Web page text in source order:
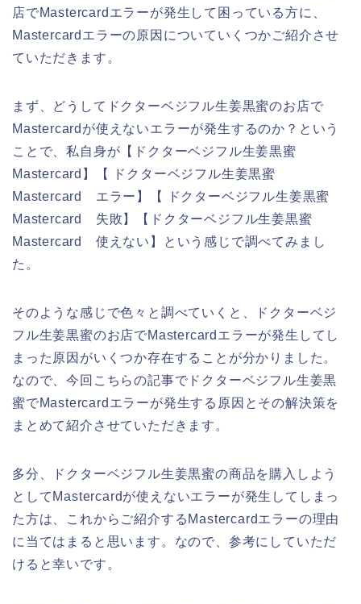
店でMastercardエラーが発生して困っている方に、
Mastercardエラーの原因についていくつかご紹介させ
ていただきます。
まず、どうしてドクターベジフル生姜黒蜜のお店で
Mastercardが使えないエラーが発生するのか？という
ことで、私自身が【ドクターベジフル生姜黒蜜
Mastercard】【 ドクターベジフル生姜黒蜜
Mastercard エラー】【 ドクターベジフル生姜黒蜜
Mastercard 失敗】【ドクターベジフル生姜黒蜜
Mastercard 使えない】という感じで調べてみまし
た。
そのような感じで色々と調べていくと、ドクターベジ
フル生姜黒蜜のお店でMastercardエラーが発生してし
まった原因がいくつか存在することが分かりました。
なので、今回こちらの記事でドクターベジフル生姜黒
蜜でMastercardエラーが発生する原因とその解決策を
まとめて紹介させていただきます。
多分、ドクターベジフル生姜黒蜜の商品を購入しよう
としてMastercardが使えないエラーが発生してしまっ
た方は、これからご紹介するMastercardエラーの理由
に当てはまると思います。なので、参考にしていただ
けると幸いです。